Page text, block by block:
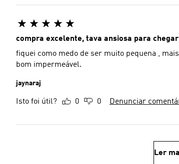
compra excelente, tava ansiosa para
fiquei como medo de ser muito pequena ,
bom impermeável.
jaynaraj
Isto foi útil? 0 0 Denunciar
Ler